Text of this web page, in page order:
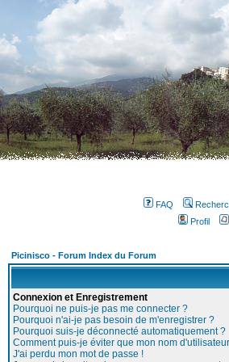
FAQ
Profil
Picinisco - Forum Index du Forum
Connexion et Enregistrement
Pourquoi ne puis-je pas me connecter ?
Pourquoi n'ai-je pas besoin de m'enregistrer ?
Pourquoi suis-je déconnecté automatiquement ?
Comment puis-je éviter que mon nom
J'ai perdu mon mot de passe !